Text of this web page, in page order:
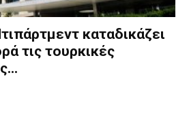
καταδικάζει
τις τουρκικές